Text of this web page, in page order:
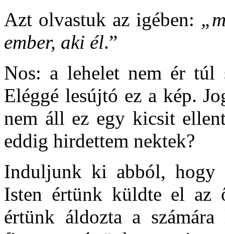
Azt olvastuk az igében:
ember, aki él.”
Nos: a lehelet nem ér
Eléggé lesújtó ez a kép.
nem áll ez egy kicsit
eddig hirdettem nektek?
Induljunk ki abból, hogy
Isten értünk küldte el az
értünk áldozta a számára